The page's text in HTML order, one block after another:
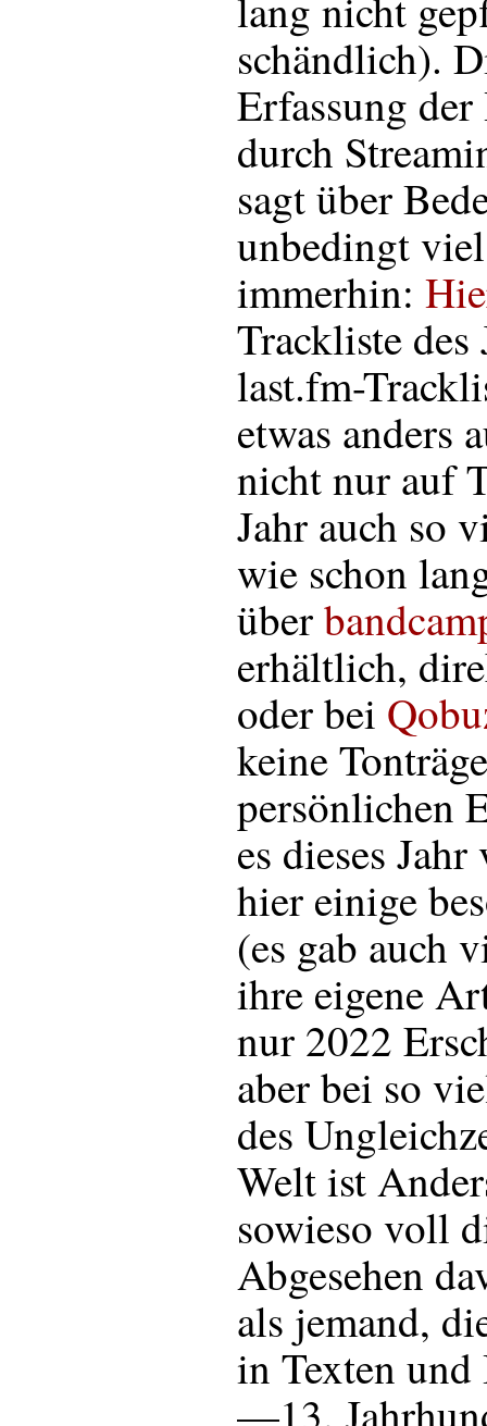
schändlich).
Erfassung
durch
sagt über
unbedingt
immerhin:
Trackliste des
last.fm-
etwas anders
nicht nur auf
Jahr auch so
wie schon
über
erhältlich,
oder bei
keine
persönlichen
es dieses
hier einige
(es gab auch
ihre eigene
nur 2022
aber bei so
des
Welt ist
sowieso voll
Abgesehen
als jemand,
in Texten und
—13.